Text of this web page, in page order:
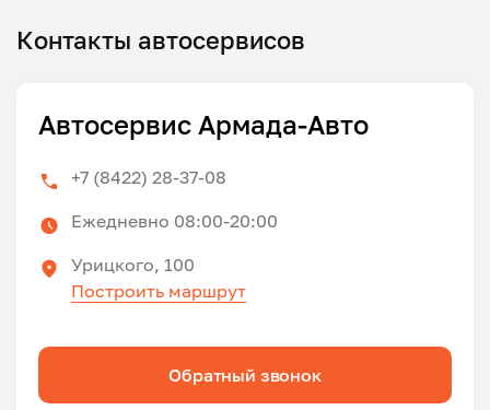
Контакты автосервисов
Автосервис Армада-Авто
+7 (8422) 28-37-08
Ежедневно 08:00-20:00
Урицкого, 100
Построить маршрут
Обратный звонок